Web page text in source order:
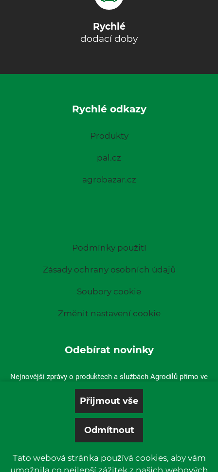
Rychlé
dodací doby
Rychlé odkazy
Produkty
pal.cz
agrobazar.cz
Podmínky použití
Zásady ochrany osobních údajů
Soubory cookie
Změnit nastavení cookie
Odebírat novinky
Nejnovější zprávy o produktech a službách Agrodílů přímo ve
vaší doručené poště.
Tato webová stránka používá cookies, aby vám
umožnila co nejlepší zážitek z našich webových